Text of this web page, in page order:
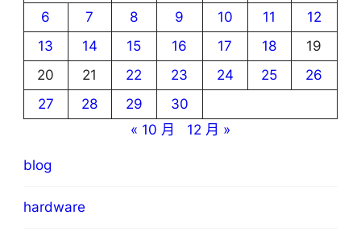
6
7 8 9 10 11
12
13
14 15 16 17 18
19
20
21 22 23 24 25
26
27
28 29
30
« 10 月
12 月 »
blog
hardware